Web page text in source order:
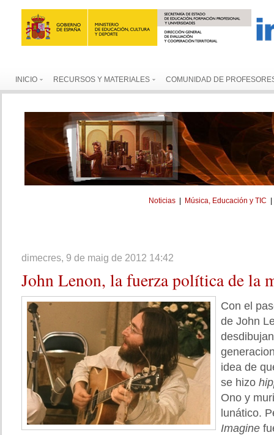
INICIO RECURSOS Y MATERIALES COMUNIDAD DE
Noticias Música, Educación y TIC
dimecres, 9 de maig de 2012 14:42
JohnLenon, la fuerza política de la
Con el
de John
idea de
se hizo
Ono y
lunático.
Imagine